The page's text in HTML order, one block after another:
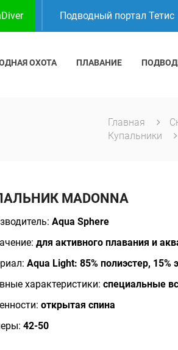
Подводный портал Тетис
ОХОТА ПЛАВАНИЕ
Главная
Купальники
MADONNA
Aqua Sphere
для активного плавания и
Aqua Light: 85% полиэстер, 15%
характеристики: специальные
открытая спина
42-50